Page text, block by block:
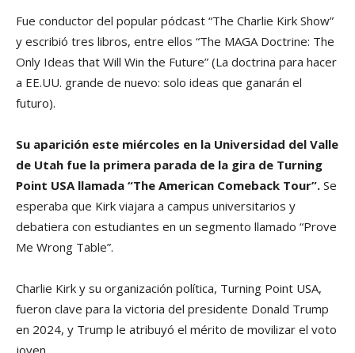
Fue conductor del popular pódcast “The Charlie Kirk Show”
y escribió tres libros, entre ellos “The MAGA Doctrine: The
Only Ideas that Will Win the Future” (La doctrina para hacer
a EE.UU. grande de nuevo: solo ideas que ganarán el
futuro).
Su aparición este miércoles en la Universidad del Valle
de Utah fue la primera parada de la gira de Turning
Point USA llamada “The American Comeback Tour”. Se
esperaba que Kirk viajara a campus universitarios y
debatiera con estudiantes en un segmento llamado “Prove
Me Wrong Table”.
Charlie Kirk y su organización política, Turning Point USA,
fueron clave para la victoria del presidente Donald Trump
en 2024, y Trump le atribuyó el mérito de movilizar el voto